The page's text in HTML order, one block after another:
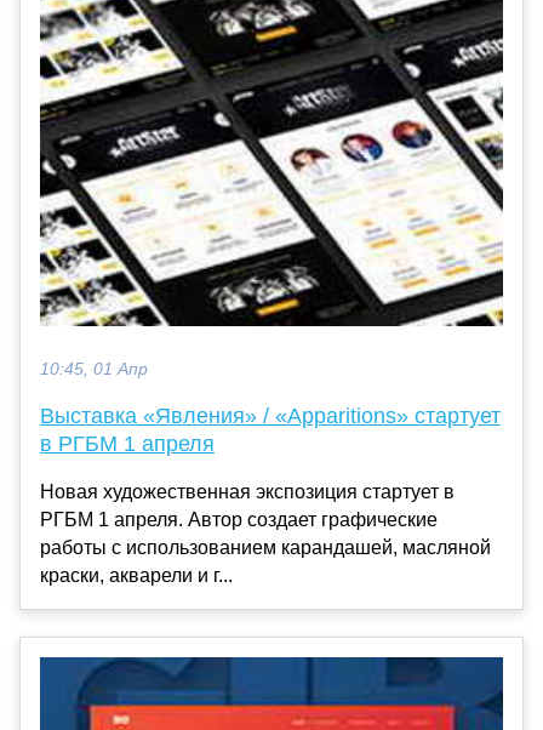
10:45, 01 Апр
Выставка «Явления» / «Apparitions» стартует
в РГБМ 1 апреля
Новая художественная экспозиция стартует в
РГБМ 1 апреля. Автор создает графические
работы с использованием карандашей, масляной
краски, акварели и г...